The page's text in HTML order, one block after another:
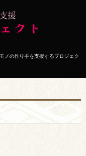
ノの作り手を支援するプロジェク